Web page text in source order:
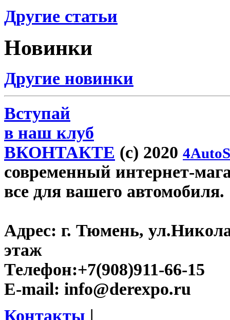
Другие статьи
Новинки
Другие новинки
Вступай
в наш клуб
ВКОНТАКТЕ (c) 2020
современный интернет-
все для вашего автомобиля.
Адрес: г. Тюмень,
этаж
Телефон:+7(908)911-66-15
E-mail: info@derexpo.ru
Контакты |